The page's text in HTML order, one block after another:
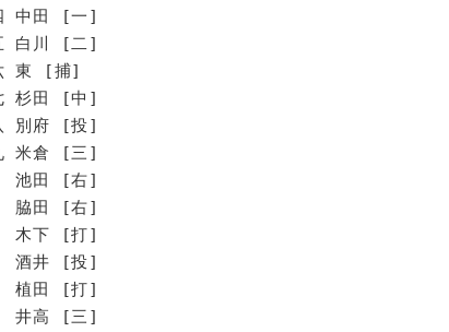
中田 [一]
白川 [二]
東 [捕]
杉田 [中]
別府 [投]
米倉 [三]
田 [右]
田 [右]
下 [打]
井 [投]
田 [打]
高 [三]